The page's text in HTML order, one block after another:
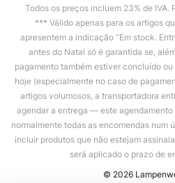
Todos os preços incluem 23% de
*** Válido apenas para os artigos
apresentem a indicação “Em stock.
antes do Natal só é garantida se,
pagamento também estiver concluído
hoje (especialmente no caso de
artigos volumosos, a transportadora
agendar a entrega — este
normalmente todas as encomendas num
incluir produtos que não estejam
será aplicado o prazo de
© 2026